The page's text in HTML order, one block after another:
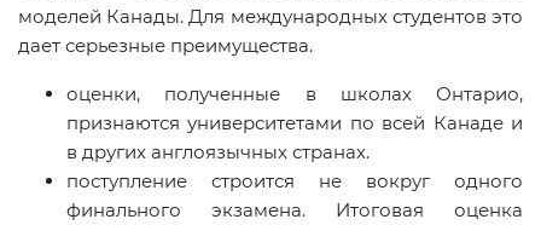
моделей Канады. Для международных студентов это
дает серьезные преимущества.
оценки, полученные в школах Онтарио,
признаются университетами по всей Канаде и
в других англоязычных странах.
поступление строится не вокруг одного
финального экзамена. Итоговая оценка